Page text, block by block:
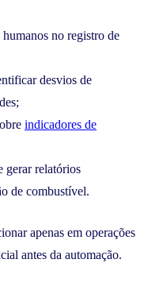
no registro de
desvios de
indicadores de
gerar relatórios
de combustível.
apenas em operações
antes da automação.